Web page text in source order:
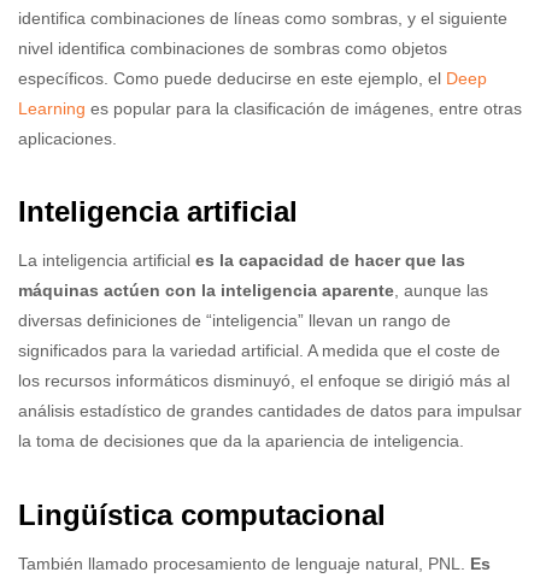
identifica combinaciones de líneas como sombras, y el siguiente
nivel identifica combinaciones de sombras como objetos
específicos. Como puede deducirse en este ejemplo, el Deep
Learning es popular para la clasificación de imágenes, entre otras
aplicaciones.
Inteligencia artificial
La inteligencia artificial es la capacidad de hacer que las
máquinas actúen con la inteligencia aparente, aunque las
diversas definiciones de “inteligencia” llevan un rango de
significados para la variedad artificial. A medida que el coste de
los recursos informáticos disminuyó, el enfoque se dirigió más al
análisis estadístico de grandes cantidades de datos para impulsar
la toma de decisiones que da la apariencia de inteligencia.
Lingüística computacional
También llamado procesamiento de lenguaje natural, PNL. Es